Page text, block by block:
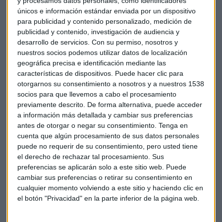
únicos e información estándar enviada por un dispositivo
para publicidad y contenido personalizado, medición de
publicidad y contenido, investigación de audiencia y
desarrollo de servicios. Con su permiso, nosotros y
nuestros socios podemos utilizar datos de localización
geográfica precisa e identificación mediante las
características de dispositivos. Puede hacer clic para
otorgarnos su consentimiento a nosotros y a nuestros 1538
socios para que llevemos a cabo el procesamiento
previamente descrito. De forma alternativa, puede acceder
a información más detallada y cambiar sus preferencias
antes de otorgar o negar su consentimiento. Tenga en
cuenta que algún procesamiento de sus datos personales
puede no requerir de su consentimiento, pero usted tiene
el derecho de rechazar tal procesamiento. Sus
preferencias se aplicarán solo a este sitio web. Puede
cambiar sus preferencias o retirar su consentimiento en
cualquier momento volviendo a este sitio y haciendo clic en
el botón "Privacidad" en la parte inferior de la página web.
En el ámbito empresarial destacamos a Serum Institute, es
el mayor fabricante de vacunas de Asia. Su presidente, el
multimillonario indio Ciro Poonawalla intenta negociar con
firmas de capital privado estadounidenses y de Singapur la
venta de una participación del 10% de la compañía. La
familia asegura que va a utilizar el dinero recaudado para
financiar programas filantrópicos, como la creación de un
nuevo hospital. Esta venta sería según Bloomberg, la mayor
inversión de capital privado en la India.
Y en Japón parte del protagonismo se lo llevan también los
Juegos Olímpicos de 2020. Con la deuda pública disparada,
el primer ministro Shinzo Abe, ha confirmado que espera
recortar en más de un tercio el presupuesto dedicado a los
juegos. Solamente la obra de un nuevo estadio de fútbol
suma 2.000 millones de dólares. Es el segundo apuro por el
que pasa Abe este mes. El primero fue el abandono del
logotipo que había elegido por las acusaciones de plagio.